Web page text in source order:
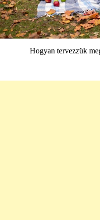
Hogyan tervezzük